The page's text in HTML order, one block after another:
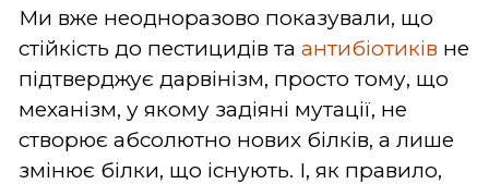
Ми вже неодноразово показували, що
стійкість до пестицидів та антибіотиків не
підтверджує дарвінізм, просто тому, що
механізм, у якому задіяні мутації, не
створює абсолютно нових білків, а лише
змінює білки, що існують. І, як правило,